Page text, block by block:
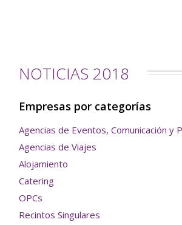
NOTICIAS 2018
Empresas por categorías
Agencias de Eventos, Comunicación y
Agencias de Viajes
Alojamiento
Catering
OPCs
Recintos Singulares